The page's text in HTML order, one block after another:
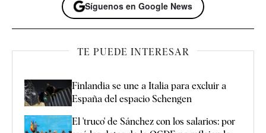
Síguenos en Google News
TE PUEDE INTERESAR
Finlandia se une a Italia para excluir a
España del espacio Schengen
El 'truco' de Sánchez con los salarios: por